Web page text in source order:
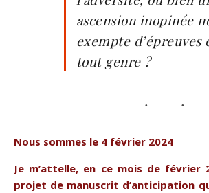
ascension inopinée
exempte d’épreuves
tout genre ?
Nous sommes le 4 février 2024
Je m’attelle, en ce mois de février
projet de manuscrit d’anticipation